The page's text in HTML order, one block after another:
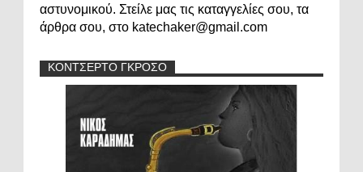
αστυνομικού. Στείλε μας τις καταγγελίες σου, τα
άρθρα σου, στο katechaker@gmail.com
ΚΟΝΤΣΕΡΤΟ ΓΚΡΟΣΟ